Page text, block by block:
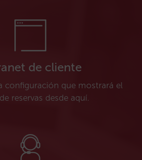
de cliente
configuración que mostrará el
reservas desde aquí.